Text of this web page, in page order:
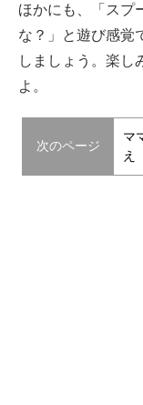
ほかにも、「スプ
な？」と遊び感覚
しましょう。楽し
よ。
次のページ
マ
え